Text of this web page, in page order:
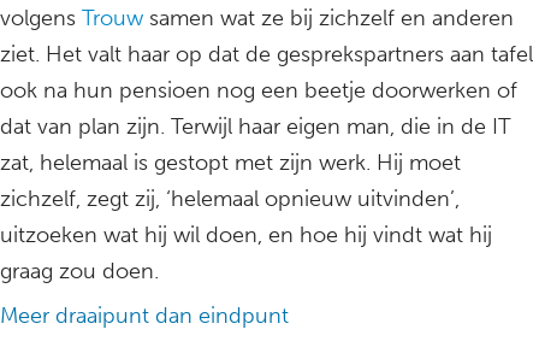
volgens Trouw samen wat ze bij zichzelf en anderen
ziet. Het valt haar op dat de gesprekspartners aan tafel
ook na hun pensioen nog een beetje doorwerken of
dat van plan zijn. Terwijl haar eigen man, die in de IT
zat, helemaal is gestopt met zijn werk. Hij moet
zichzelf, zegt zij, ‘helemaal opnieuw uitvinden’,
uitzoeken wat hij wil doen, en hoe hij vindt wat hij
graag zou doen.
Meer draaipunt dan eindpunt